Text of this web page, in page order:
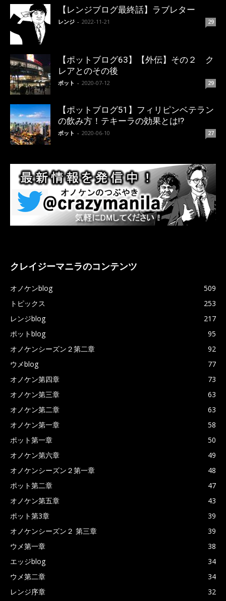
【レンジブログ最終話】ラブレター
レンジ - 2022-11-21 29
【ポットブログ63】【外伝】その２ ク
レアとのその後
ポット - 2020-07-12 29
【ポットブログ51】フィリピンベテラン
の飲み方！テキーラの効果とは!?
ポット - 2020-06-10 27
クレイジーマニラのコンテンツ
オノケンblog
509
トピックス
253
レンジblog
217
ポットblog
95
オノケンシーズン２第二章
92
ウメblog
77
オノケン第四章
73
オノケン第三章
63
オノケン第二章
63
オノケン第一章
58
ポット第一章
50
オノケン第六章
49
オノケンシーズン２第一章
48
ポット第二章
47
オノケン第五章
43
ポット第3章
39
オノケンシーズン２ 第三章
39
ウメ第一章
38
エッジblog
34
ウメ第二章
34
レンジ序章
32